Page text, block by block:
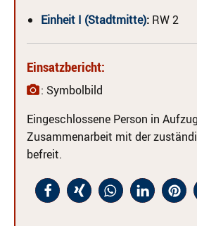
Einheit I (Stadtmitte): RW 2
Einsatzbericht:
: Symbolbild
Eingeschlossene Person in
Zusammenarbeit mit der
befreit.